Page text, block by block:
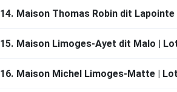
CRÉDITS
Produit par la Société du
14. Maison Thomas Robin dit
15. Maison Limoges-Ayet dit Malo |
16. Maison Michel Limoges-Matte |